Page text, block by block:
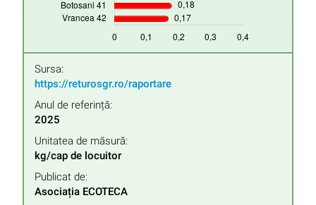
Sursa:
https://returosgr.ro/raportare
Anul de referință:
2025
Unitatea de măsură:
kg/cap de locuitor
Publicat de:
Asociația ECOTECA